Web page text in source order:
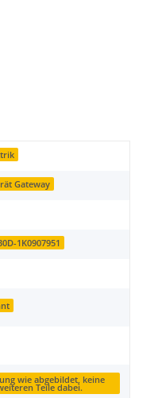
Gateway
1K0907951
wie abgebildet, keine
Teile dabei.